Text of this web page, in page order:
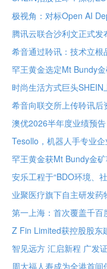
希音通过聆讯：技术立
罕王黄金获Mt Bundy金
安乐工程于“BDO环境、
第一上海：首次覆盖千百
Z Fin Limited获控股股东